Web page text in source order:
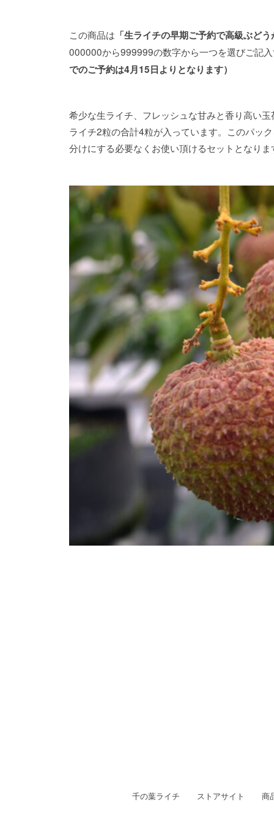
この商品は 「生ライチの早期ご予約で高級ぶど
000000から999999の数字から一つを選びご記
でのご予約は4月15日よりとなります）
希少な生ライチ、フレッシュな甘みと香り高い
ライチ2粒の合計4粒が入っています。このパッ
分けにする必要なくお使い頂けるセットとなり
千の葉ライチ ストアサイト 商